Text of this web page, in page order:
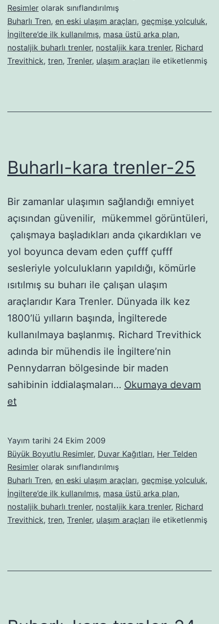
Resimler olarak sınıflandırılmış
Buharlı Tren, en eski ulaşım araçları, geçmişe yolculuk,
İngiltere’de ilk kullanılmış, masa üstü arka plan,
nostaljik buharlı trenler, nostaljik kara trenler, Richard
Trevithick, tren, Trenler, ulaşım araçları ile etiketlenmiş
Buharlı-kara trenler-25
Bir zamanlar ulaşımın sağlandığı emniyet
açısından güvenilir, mükemmel görüntüleri,
çalışmaya başladıkları anda çıkardıkları ve
yol boyunca devam eden çufff çufff
sesleriyle yolculukların yapıldığı, kömürle
ısıtılmış su buharı ile çalışan ulaşım
araçlarıdır Kara Trenler. Dünyada ilk kez
1800’lü yılların başında, İngilterede
kullanılmaya başlanmış. Richard Trevithick
adında bir mühendis ile İngiltere’nin
Pennydarran bölgesinde bir maden
sahibinin iddialaşmaları… Okumaya devam
etBuharlı-
25
Yayım tarihi 24 Ekim 2009
Büyük Boyutlu Resimler, Duvar Kağıtları, Her Telden
Resimler olarak sınıflandırılmış
Buharlı Tren, en eski ulaşım araçları, geçmişe yolculuk,
İngiltere’de ilk kullanılmış, masa üstü arka plan,
nostaljik buharlı trenler, nostaljik kara trenler, Richard
Trevithick, tren, Trenler, ulaşım araçları ile etiketlenmiş